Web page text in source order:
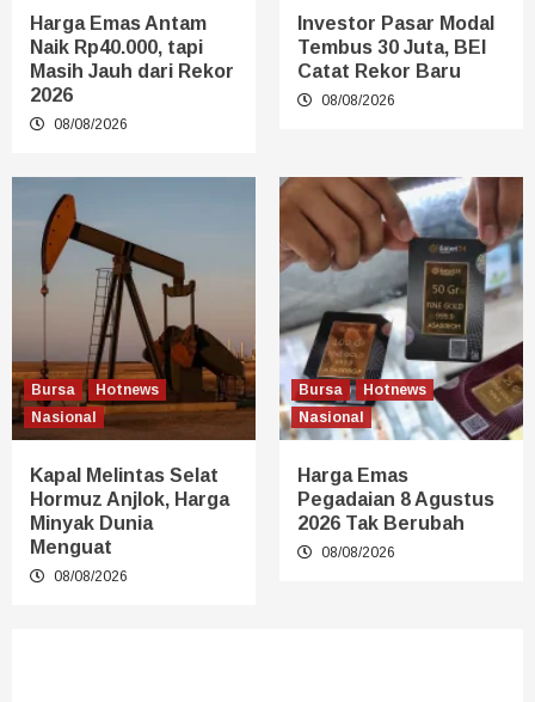
Harga Emas Antam
Naik Rp40.000, tapi
Masih Jauh dari Rekor
2026
08/08/2026
Investor Pasar Modal
Tembus 30 Juta, BEI
Catat Rekor Baru
08/08/2026
Bursa
Hotnews
Nasional
Kapal Melintas Selat
Hormuz Anjlok, Harga
Minyak Dunia
Menguat
08/08/2026
Bursa
Hotnews
Nasional
Harga Emas
Pegadaian 8 Agustus
2026 Tak Berubah
08/08/2026